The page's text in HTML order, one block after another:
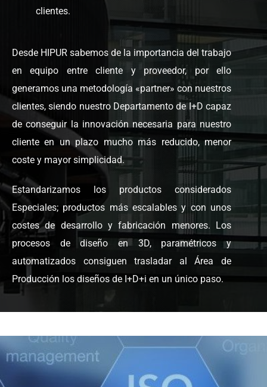
clientes.
Desde HIPUR sabemos de la importancia del trabajo
en equipo entre cliente y proveedor, por ello
generamos una metodología «partner» con nuestros
clientes, siendo nuestro Departamento de I+D capaz
de conseguir la innovación necesaria para nuestro
cliente en un plazo mucho más reducido, menor
coste y mayor simplicidad.
Estandarizamos los productos considerados
Especiales; productos más escalables y con unos
costes de desarrollo y fabricación menores. Los
procesos de diseño en 3D, paramétricos y
automatizados consiguen trasladar al Área de
Producción los diseños de I+D+i en un único paso.